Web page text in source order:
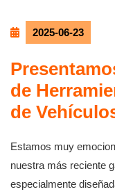
2025-06-23
de
de
Estamos muy
nuestra más reciente
especialmente